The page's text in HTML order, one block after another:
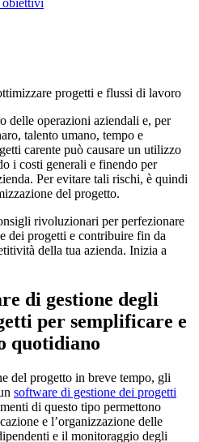
obiettivi
delle operazioni aziendali e, per
talento umano, tempo e
carente può causare un utilizzo
i costi generali e finendo per
Per evitare tali rischi, è quindi
del progetto.
rivoluzionari per perfezionare
dei progetti e contribuire fin da
della tua azienda. Inizia a
di gestione degli
per semplificare e
quotidiano
del progetto in breve tempo, gli
software di gestione dei progetti
di questo tipo permettono
e l’organizzazione delle
e il monitoraggio degli